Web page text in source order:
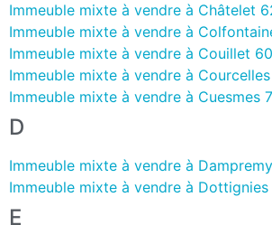
Immeuble mixte à vendre à Châtelet
Immeuble mixte à vendre à
Immeuble mixte à vendre à Couillet
Immeuble mixte à vendre à
Immeuble mixte à vendre à Cuesmes
D
Immeuble mixte à vendre à
Immeuble mixte à vendre à Dottignies
E